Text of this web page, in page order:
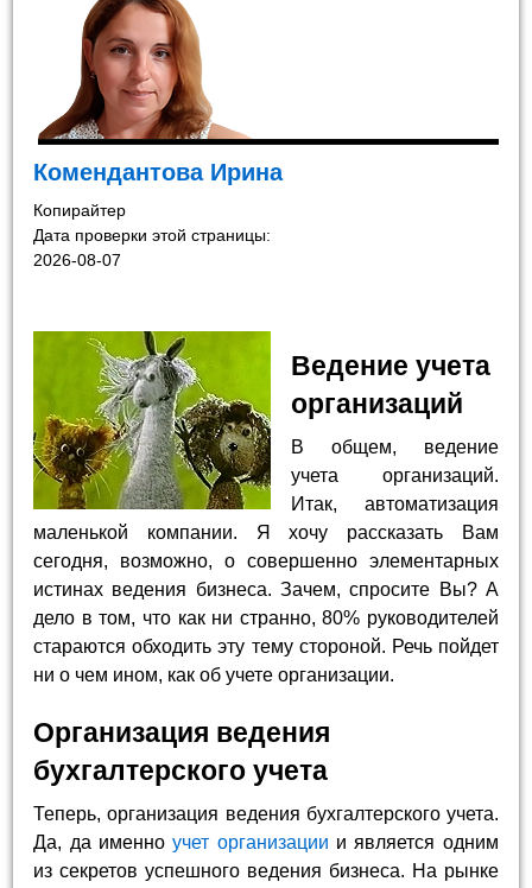
Комендантова Ирина
Копирайтер
Дата проверки этой страницы:
2026-08-07
Ведение учета
организаций
В общем, ведение
учета организаций.
Итак, автоматизация
маленькой компании. Я хочу рассказать Вам
сегодня, возможно, о совершенно элементарных
истинах ведения бизнеса. Зачем, спросите Вы? А
дело в том, что как ни странно, 80% руководителей
стараются обходить эту тему стороной. Речь пойдет
ни о чем ином, как об учете организации.
Организация ведения
бухгалтерского учета
Теперь, организация ведения бухгалтерского учета.
Да, да именноучет организации и является одним
из секретов успешного ведения бизнеса. На рынке